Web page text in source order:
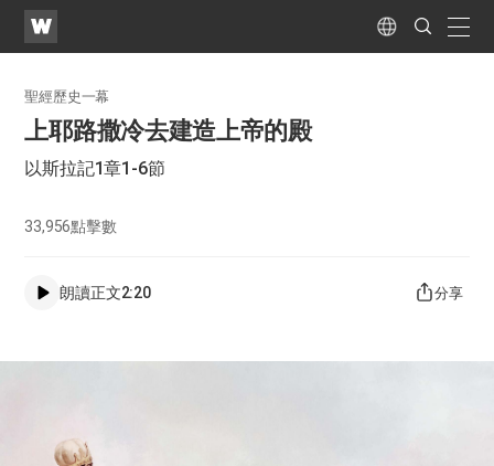
WATV
Language
Search
Submit
聖經歷史一幕
上耶路撒冷去建造上帝的殿
以斯拉記1章1-6節
33,956點擊數
朗讀正文2:20 分享